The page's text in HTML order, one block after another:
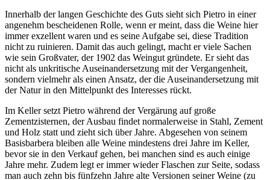
Innerhalb der langen Geschichte des Guts sieht sich Pietro in einer
angenehm bescheidenen Rolle, wenn er meint, dass die Weine hier
immer exzellent waren und es seine Aufgabe sei, diese Tradition
nicht zu ruinieren. Damit das auch gelingt, macht er viele Sachen
wie sein Großvater, der 1902 das Weingut gründete. Er sieht das
nicht als unkritische Auseinandersetzung mit der Vergangenheit,
sondern vielmehr als einen Ansatz, der die Auseinandersetzung mit
der Natur in den Mittelpunkt des Interesses rückt.
Im Keller setzt Pietro während der Vergärung auf große
Zementzisternen, der Ausbau findet normalerweise in Stahl, Zement
und Holz statt und zieht sich über Jahre. Abgesehen von seinem
Basisbarbera bleiben alle Weine mindestens drei Jahre im Keller,
bevor sie in den Verkauf gehen, bei manchen sind es auch einige
Jahre mehr. Zudem legt er immer wieder Flaschen zur Seite, sodass
man auch zehn bis fünfzehn Jahre alte Versionen seiner Weine (zu